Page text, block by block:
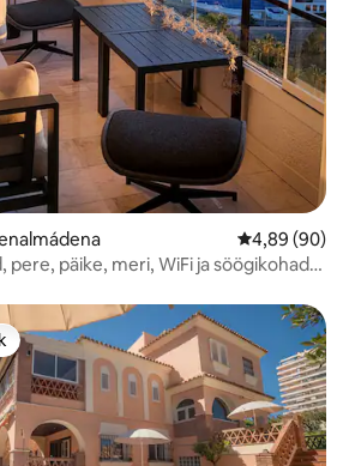
Keskmine
4,89 (90)
pere, päike, meri, WiFi ja söögikohad,